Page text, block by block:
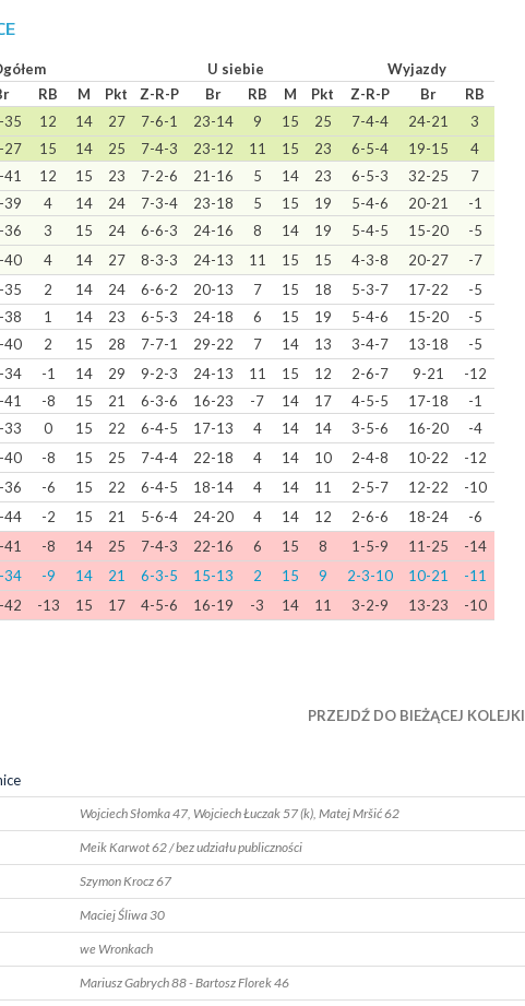
U siebie
Wyjazdy
RB M Pkt Z-R-P Br RB M Pkt Z-R-P Br
RB
35 12 14 27 7-6-1 23-14 9 15 25 7-4-4 24-21
3
27 15 14 25 7-4-3 23-12 11 15 23 6-5-4 19-15
4
41 12 15 23 7-2-6 21-16 5 14 23 6-5-3 32-25
7
39 4 14 24 7-3-4 23-18 5 15 19 5-4-6 20-21
-1
36 3 15 24 6-6-3 24-16 8 14 19 5-4-5 15-20
-5
40 4 14 27 8-3-3 24-13 11 15 15 4-3-8 20-27
-7
35 2 14 24 6-6-2 20-13 7 15 18 5-3-7 17-22
-5
38 1 14 23 6-5-3 24-18 6 15 19 5-4-6 15-20
-5
40 2 15 28 7-7-1 29-22 7 14 13 3-4-7 13-18
-5
34 -1 14 29 9-2-3 24-13 11 15 12 2-6-7 9-21
-12
-8 15 21 6-3-6 16-23 -7 14 17 4-5-5 17-18
-1
33 0 15 22 6-4-5 17-13 4 14 14 3-5-6 16-20
-4
40 -8 15 25 7-4-4 22-18 4 14 10 2-4-8 10-22
-12
36 -6 15 22 6-4-5 18-14 4 14 11 2-5-7 12-22
-10
44 -2 15 21 5-6-4 24-20 4 14 12 2-6-6 18-24
-6
-8 14 25 7-4-3 22-16 6 15 8 1-5-9 11-25
-14
34 -9 14 21 6-3-5 15-13 2 15 9 2-3-10 10-21
-11
42 -13 15 17 4-5-6 16-19 -3 14 11 3-2-9 13-23 -10
PRZEJDŹ DO BIEŻĄCEJ KOLEJKI
Wojciech Słomka 47, Wojciech Łuczak 57 (k), Matej Mršić 62
Meik Karwot 62 / bez udziału publiczności
Szymon Krocz 67
Maciej Śliwa 30
we Wronkach
Mariusz Gabrych 88 - Bartosz Florek 46